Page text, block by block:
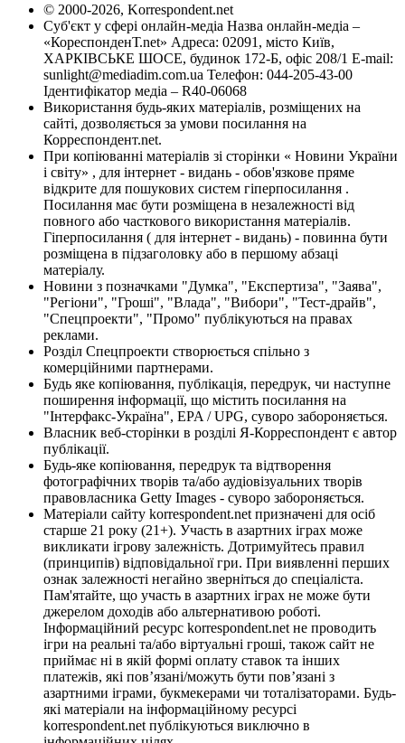
© 2000-2026, Korrespondent.net
Суб'єкт у сфері онлайн-медіа Назва онлайн-медіа –
«КореспонденТ.net» Адреса: 02091, місто Київ,
ХАРКІВСЬКЕ ШОСЕ, будинок 172-Б, офіс 208/1 E-mail:
sunlight@mediadim.com.ua Телефон: 044-205-43-00
Ідентифікатор медіа – R40-06068
Використання будь-яких матеріалів, розміщених на
сайті, дозволяється за умови посилання на
Корреспондент.net.
При копіюванні матеріалів зі сторінки « Новини України
і світу» , для інтернет - видань - обов'язкове пряме
відкрите для пошукових систем гіперпосилання .
Посилання має бути розміщена в незалежності від
повного або часткового використання матеріалів.
Гіперпосилання ( для інтернет - видань) - повинна бути
розміщена в підзаголовку або в першому абзаці
матеріалу.
Новини з позначками "Думка", "Експертиза", "Заява",
"Регіони", "Гроші", "Влада", "Вибори", "Тест-драйв",
"Спецпроекти", "Промо" публікуються на правах
реклами.
Розділ Спецпроекти створюється спільно з
комерційними партнерами.
Будь яке копіювання, публікація, передрук, чи наступне
поширення інформації, що містить посилання на
"Інтерфакс-Україна", EPA / UPG, суворо забороняється.
Власник веб-сторінки в розділі Я-Корреспондент є автор
публікації.
Будь-яке копіювання, передрук та відтворення
фотографічних творів та/або аудіовізуальних творів
правовласника Getty Images - суворо забороняється.
Матеріали сайту korrespondent.net призначені для осіб
старше 21 року (21+). Участь в азартних іграх може
викликати ігрову залежність. Дотримуйтесь правил
(принципів) відповідальної гри. При виявленні перших
ознак залежності негайно зверніться до спеціаліста.
Пам'ятайте, що участь в азартних іграх не може бути
джерелом доходів або альтернативою роботі.
Інформаційний ресурс korrespondent.net не проводить
ігри на реальні та/або віртуальні гроші, також сайт не
приймає ні в якій формі оплату ставок та інших
платежів, які пов’язані/можуть бути пов’язані з
азартними іграми, букмекерами чи тоталізаторами. Будь-
які матеріали на інформаційному ресурсі
korrespondent.net публікуються виключно в